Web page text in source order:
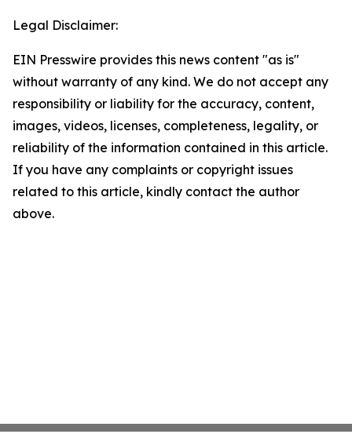
Legal Disclaimer:
EIN Presswire provides this news content "as is"
without warranty of any kind. We do not accept any
responsibility or liability for the accuracy, content,
images, videos, licenses, completeness, legality, or
reliability of the information contained in this article.
If you have any complaints or copyright issues
related to this article, kindly contact the author
above.